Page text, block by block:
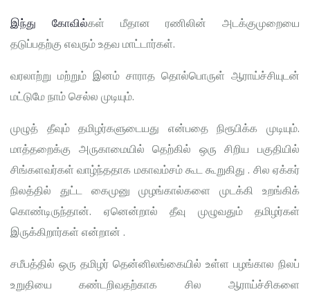
இந்து கோவில்கள் மீதான ரணிலின் அடக்குமுறையை
தடுப்பதற்கு எவரும் உதவ மாட்டார்கள்.
வரலாற்று மற்றும் இனம் சாராத தொல்பொருள் ஆராய்ச்சியுடன்
மட்டுமே நாம் செல்ல முடியும்.
முழுத் தீவும் தமிழர்களுடையது என்பதை நிரூபிக்க முடியும்.
மாத்தறைக்கு அருகாமையில் தெற்கில் ஒரு சிறிய பகுதியில்
சிங்களவர்கள் வாழ்ந்ததாக மகாவம்சம் கூட கூறுகிது . சில ஏக்கர்
நிலத்தில் துட்ட கைமுனு முழங்கால்களை முடக்கி உறங்கிக்
கொண்டிருந்தான். ஏனென்றால் தீவு முழுவதும் தமிழர்கள்
இருக்கிறார்கள் என்றான் .
சமீபத்தில் ஒரு தமிழர் தென்னிலங்கையில் உள்ள பழங்கால நிலப்
உறுதியை கண்டறிவதற்காக சில ஆராய்ச்சிகளை